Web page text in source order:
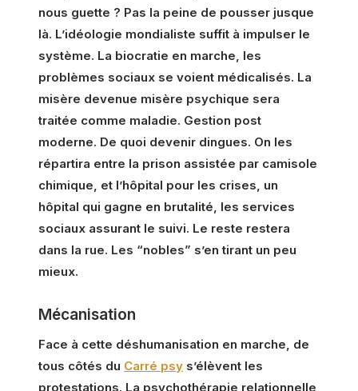
nous guette ? Pas la peine de pousser jusque
là. L’idéologie mondialiste suffit à impulser le
système. La biocratie en marche, les
problèmes sociaux se voient médicalisés. La
misère devenue misère psychique sera
traitée comme maladie. Gestion post
moderne. De quoi devenir dingues. On les
répartira entre la prison assistée par camisole
chimique, et l’hôpital pour les crises, un
hôpital qui gagne en brutalité, les services
sociaux assurant le suivi. Le reste restera
dans la rue. Les “nobles” s’en tirant un peu
mieux.
Mécanisation
Face à cette déshumanisation en marche, de
tous côtés du Carré psy s’élèvent les
protestations. La psychothérapie relationnelle